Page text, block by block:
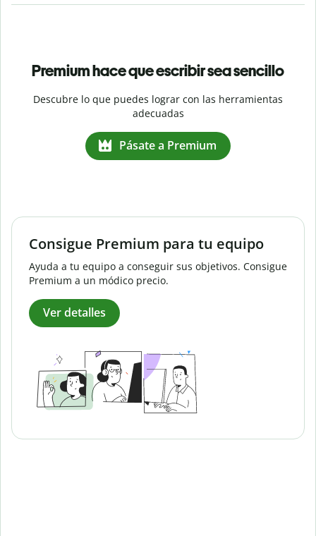
Premium hace que escribir sea sencillo
Descubre lo que puedes lograr con las herramientas
adecuadas
Pásate a Premium
Consigue Premium para tu equipo
Ayuda a tu equipo a conseguir sus objetivos. Consigue
Premium a un módico precio.
Ver detalles